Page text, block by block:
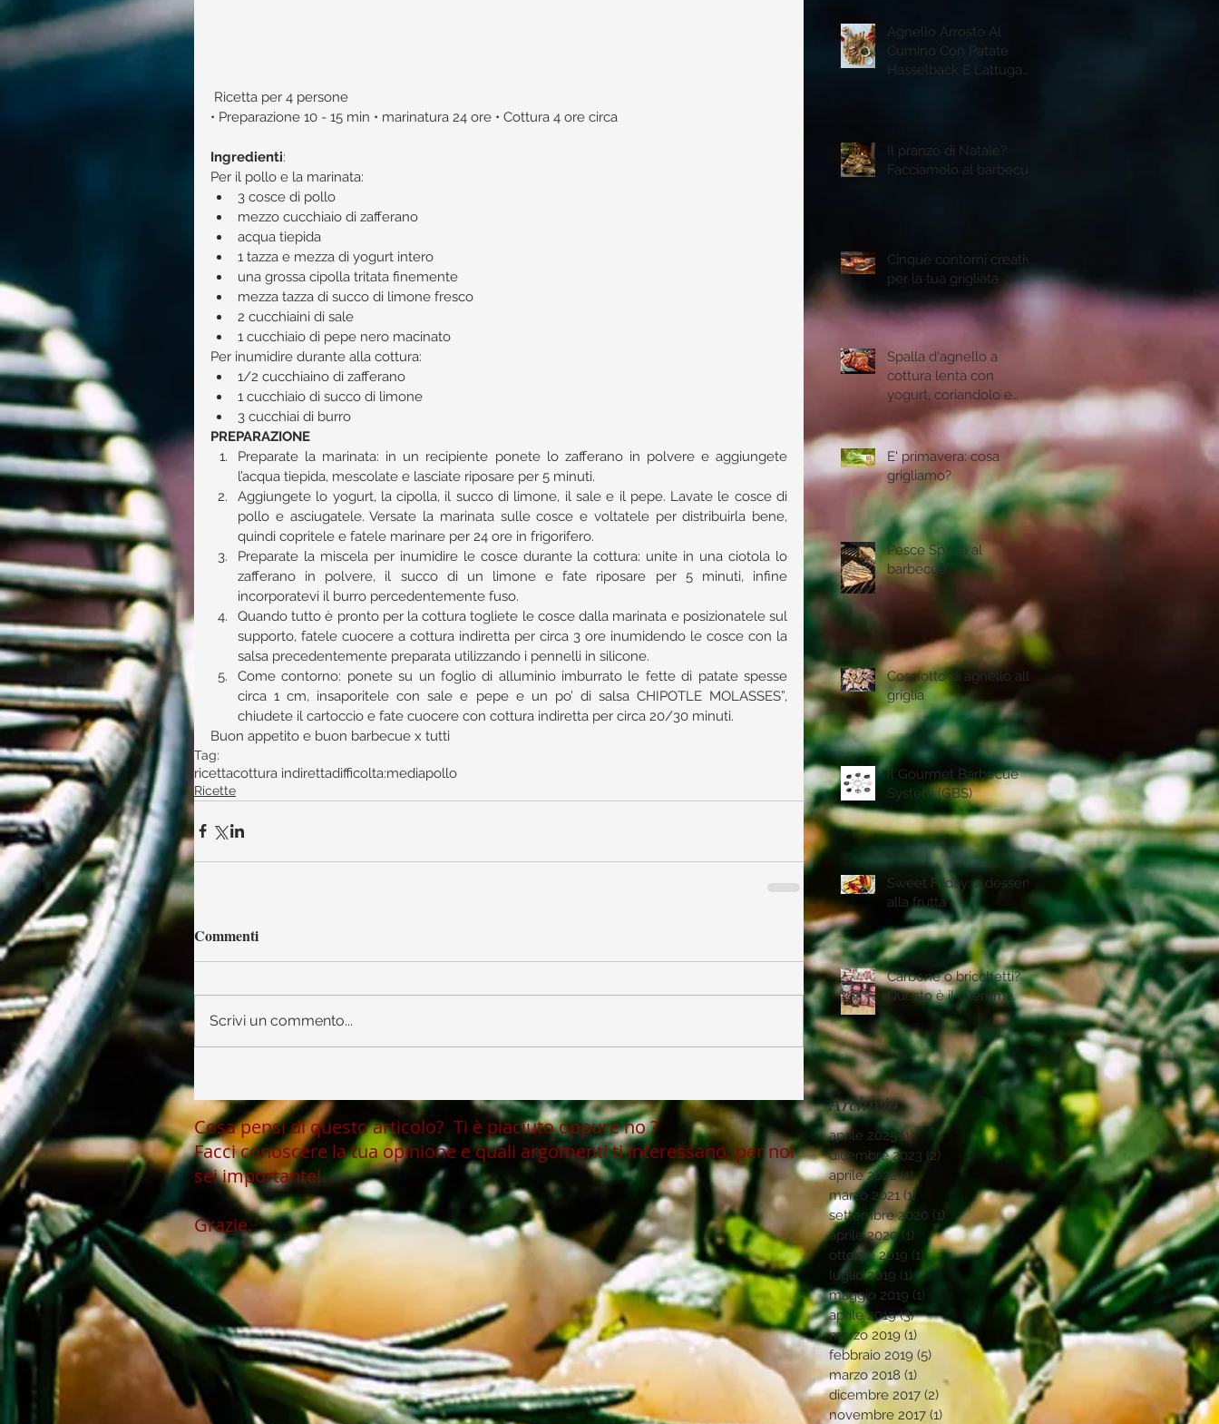
Ricetta per 4 persone
• Preparazione 10 - 15 min • marinatura 24 ore • Cottura 4 ore circa
Ingredienti:​
Per il pollo e la marinata:
3 cosce di pollo
mezzo cucchiaio di zafferano
acqua tiepida
1 tazza e mezza di yogurt intero
una grossa cipolla tritata finemente
mezza tazza di succo di limone fresco
2 cucchiaini di sale
1 cucchiaio di pepe nero macinato​
Per inumidire durante alla cottura:
1/2 cucchiaino di zafferano
1 cucchiaio di succo di limone
3 cucchiai di burro
PREPARAZIONE
Preparate la marinata: in un recipiente ponete lo zafferano in polvere e aggiungete
l’acqua tiepida, mescolate e lasciate riposare per 5 minuti.
Aggiungete lo yogurt, la cipolla, il succo di limone, il sale e il pepe. Lavate le cosce di
pollo e asciugatele. Versate la marinata sulle cosce e voltatele per distribuirla bene,
quindi copritele e fatele marinare per 24 ore in frigorifero.
Preparate la miscela per inumidire le cosce durante la cottura: unite in una ciotola lo
zafferano in polvere, il succo di un limone e fate riposare per 5 minuti, infine
incorporatevi il burro percedentemente fuso.
Quando tutto è pronto per la cottura togliete le cosce dalla marinata e posizionatele sul
supporto, fatele cuocere a cottura indiretta per circa 3 ore inumidendo le cosce con la
salsa precedentemente preparata utilizzando i pennelli in silicone.
Come contorno: ponete su un foglio di alluminio imburrato le fette di patate spesse
circa 1 cm, insaporitele con sale e pepe e un po’ di salsa CHIPOTLE MOLASSES”,
chiudete il cartoccio e fate cuocere con cottura indiretta per circa 20/30 minuti.
Buon appetito e buon barbecue x tutti
Tag:
ricettacottura indirettadifficolta:mediapollo
Ricette
Commenti
Scrivi un commento...
Cosa pensi di questo articolo? Ti è piaciuto oppure no ?
Facci conoscere la tua opinione e quali argomenti ti interessano, per noi
sei importante!
Grazie.
Agnello Arrosto Al
Cumino Con Patate
Hasselback E Lattuga
Il pranzo di Natale?
Facciamolo al barbecue
Cinque contorni creativi
per la tua grigliata
Spalla d'agnello a
cottura lenta con
yogurt, coriandolo e
semi di melogtano
E' primavera: cosa
grigliamo?
Pesce Spada al
barbecue
Cosciotto di agnello alla
griglia
Il Gourmet Barbecue
System (GBS)
Sweet Friday: 2 desserts
alla frutta
Carbone o bricchetti?
Questo è il dilemma.
Archivio
aprile 2025 (1)1 post
dicembre 2023 (2)
aprile 2022 (1)1 post
marzo 2021 (1)1 post
settembre 2020 (1) 1 post
aprile 2020 (1) 1 post
ottobre 2019 (1) 1 post
luglio 2019 (1)1 post
maggio 2019 (1)
aprile 2019 (3)3 post
marzo 2019 (1) 1 post
febbraio 2019 (5)
marzo 2018 (1)
dicembre 2017 (2)
novembre 2017 (1)